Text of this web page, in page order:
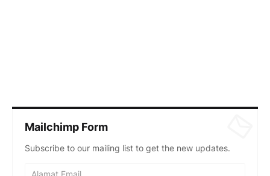
Mailchimp Form
Subscribe to our mailing list to get the new updates.